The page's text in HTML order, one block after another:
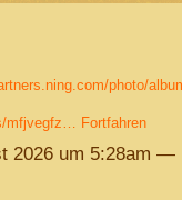
photo/
mfjvegfz…
Fortfahren
2026 um 5:28am —